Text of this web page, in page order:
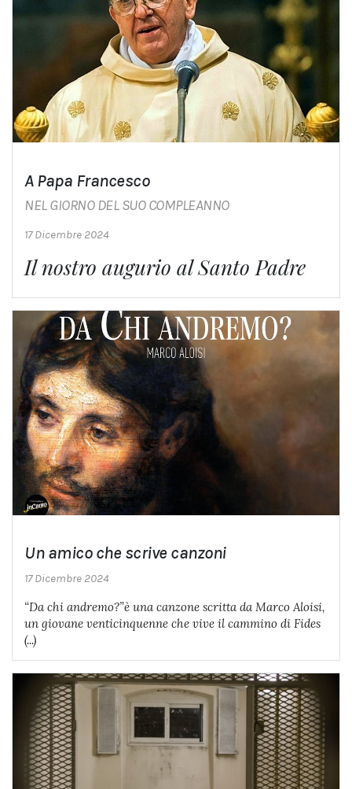
A Papa Francesco
NEL GIORNO DEL SUO COMPLEANNO
17 Dicembre 2024
Il nostro augurio al Santo Padre
Un amico che scrive canzoni
17 Dicembre 2024
“Da chi andremo?”è una canzone scritta da Marco Aloisi,
un giovane venticinquenne che vive il cammino di Fides
(...)